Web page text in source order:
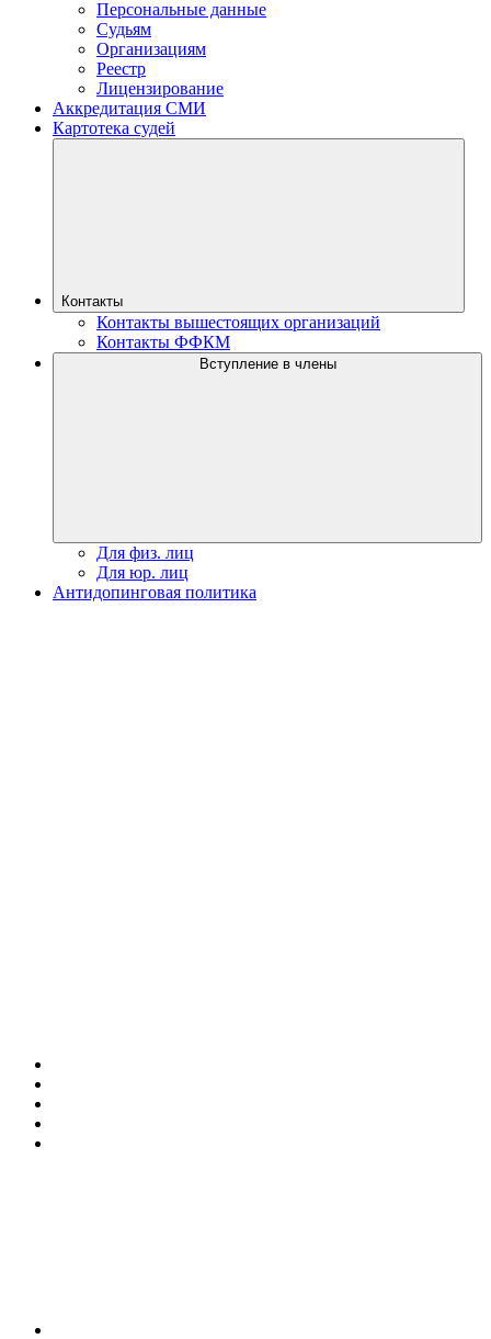
Персональные данные
Судьям
Организациям
Реестр
Лицензирование
Аккредитация СМИ
Картотека судей
Контакты
Контакты вышестоящих организаций
Контакты ФФКМ
Вступление в члены
Для физ. лиц
Для юр. лиц
Антидопинговая политика